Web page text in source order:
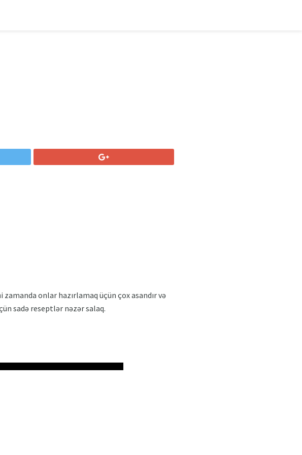
onlar hazırlamaq üçün çox asandır və
sadə reseptlər nəzər salaq.